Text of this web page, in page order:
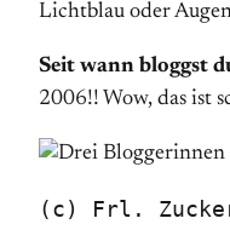
Lichtblau oder
Seit wann bloggst
2006!! Wow, das ist
(c) Frl.